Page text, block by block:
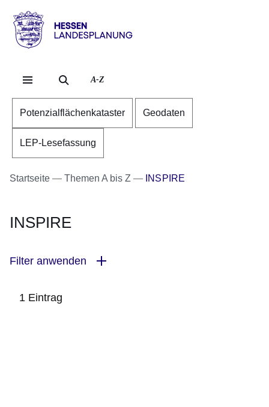
Hessen
LandesplanungA-Z
Potenzialflächenkataster Geodaten
LEP-Lesefassung
Startseite Themen A bis Z INSPIRE
INSPIRE
Filter anwenden
1 Eintrag